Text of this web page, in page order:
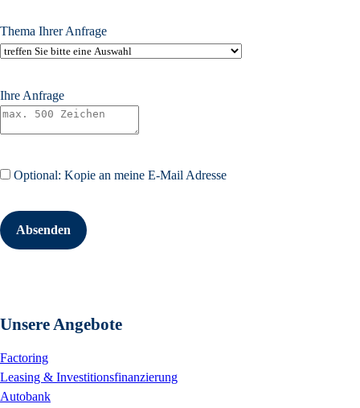
Thema Ihrer Anfrage
Ihre Anfrage
Optional: Kopie an meine E-Mail Adresse
Absenden
Unsere Angebote
Factoring
Leasing & Investitionsfinanzierung
Autobank